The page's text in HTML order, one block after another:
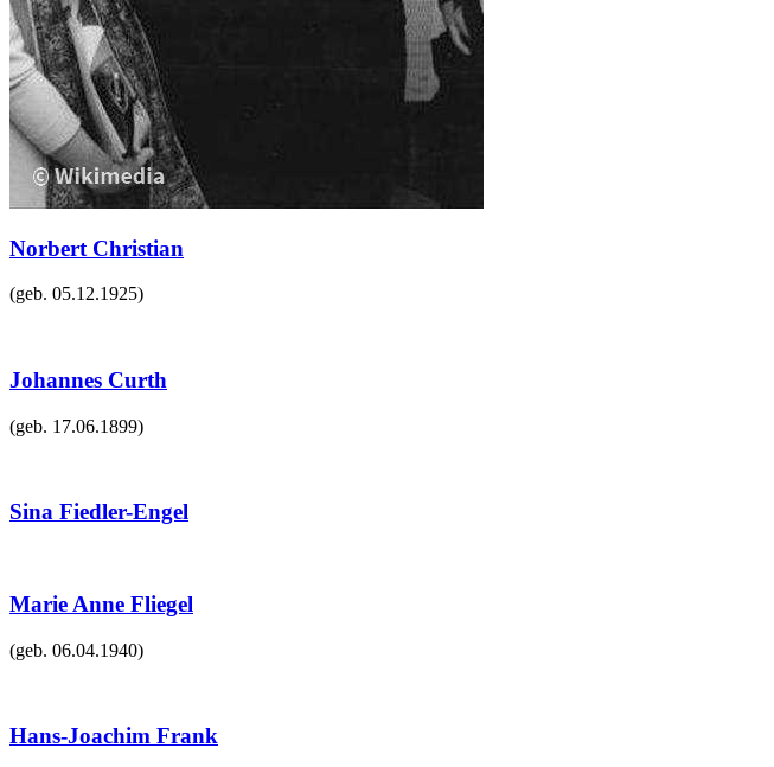
Norbert Christian
(geb. 05.12.1925)
Johannes Curth
(geb. 17.06.1899)
Sina Fiedler-Engel
Marie Anne Fliegel
(geb. 06.04.1940)
Hans-Joachim Frank